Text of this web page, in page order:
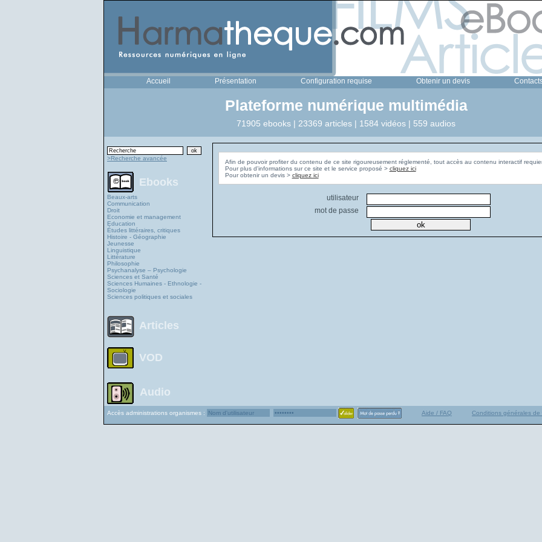
Accueil Présentation Configuration requise Obtenir un devis
Plateforme numérique multimédia
71905 ebooks | 23369 articles | 1584 vidéos | 559 audios
>Recherche avancée
Ebooks
Beaux-arts
Communication
Droit
Economie et management
Education
Études littéraires, critiques
Histoire - Géographie
Jeunesse
Linguistique
Littérature
Philosophie
Psychanalyse – Psychologie
Sciences et Santé
Sciences Humaines - Ethnologie -
Sociologie
Sciences politiques et sociales
Articles
VOD
Audio
Afin de pouvoir profiter du contenu de ce site rigoureusement réglementé, tout accès au contenu interactif
Pour plus d'informations sur ce site et le service proposé > cliquez ici
Pour obtenir un devis > cliquez ici
utilisateur
mot de passe
Accès administrations organismes : Aide / FAQ Conditions générales de